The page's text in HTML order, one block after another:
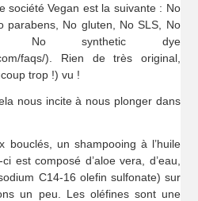
société Vegan est la suivante : No
parabens, No gluten, No SLS, No
No synthetic dye
faqs/). Rien de très original,
trop !) vu !
nous incite à nous plonger dans
bouclés, un shampooing à l’huile
est composé d’aloe vera, d’eau,
C14-16 olefin sulfonate) sur
un peu. Les oléfines sont une